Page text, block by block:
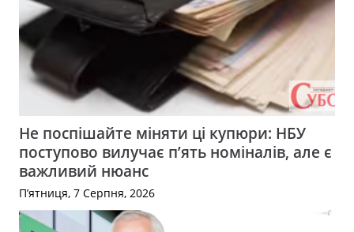
Не поспішайте міняти ці купюри: НБУ
поступово вилучає п’ять номіналів, але є
важливий нюанс
П’ятниця, 7 Серпня, 2026